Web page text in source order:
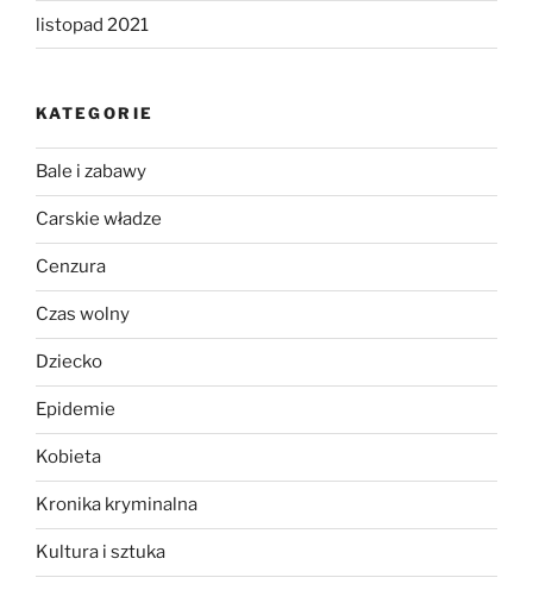
listopad 2021
KATEGORIE
Bale i zabawy
Carskie władze
Cenzura
Czas wolny
Dziecko
Epidemie
Kobieta
Kronika kryminalna
Kultura i sztuka